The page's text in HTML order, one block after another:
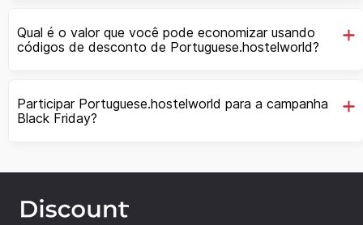
Qual é o valor que você pode economizar usando
códigos de desconto de Portuguese.hostelworld?
Participar Portuguese.hostelworld para a campanha
Black Friday?